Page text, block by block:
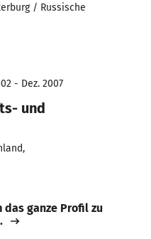
/ Russische
- Dez. 2007
und
das ganze Profil zu